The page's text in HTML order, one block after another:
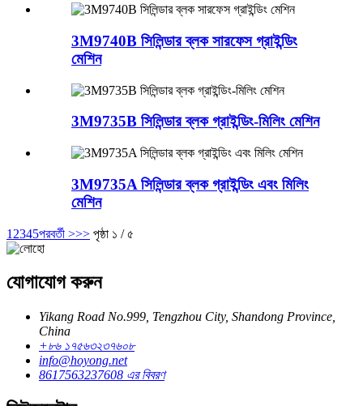
3M9740B সিলিন্ডার ব্লক সারফেস গ্রাইন্ডিং
মেশিন
3M9735B সিলিন্ডার ব্লক গ্রাইন্ডিং-মিলিং মেশিন
3M9735A সিলিন্ডার ব্লক গ্রাইন্ডিং এবং মিলিং
মেশিন
1 2345পরবর্তী >>> পৃষ্ঠা ১ / ৫
যোগাযোগ করুন
Yikang Road No.999, Tengzhou City, Shandong Province,
China
+৮৬ ১৭৫৬৩২৩৭৬০৮
info@hoyong.net
8617563237608 এর বিবরণ